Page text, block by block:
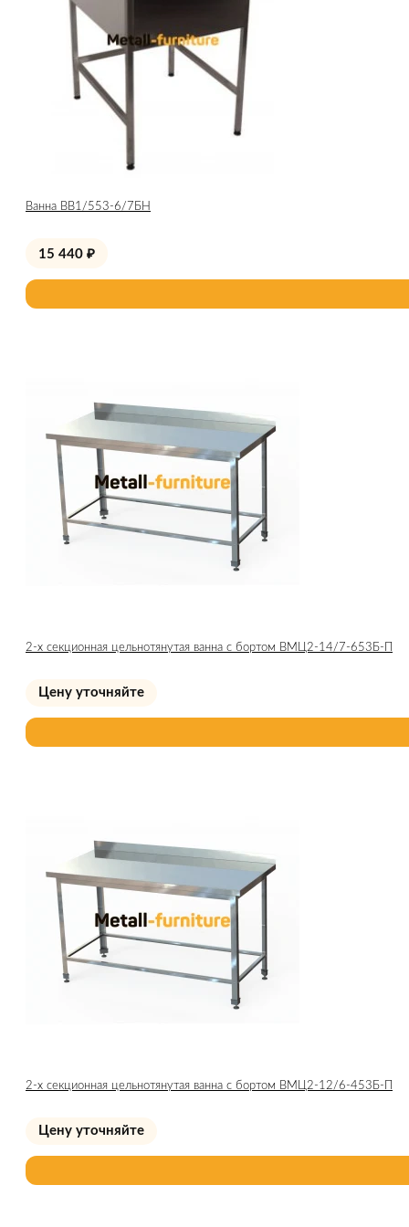
Ванна ВВ1/553-6/7БН
15 440 ₽
2-х секционная цельнотянутая ванна с бортом ВМЦ2-14/7-653Б-П
Цену уточняйте
2-х секционная цельнотянутая ванна с бортом ВМЦ2-12/6-453Б-П
Цену уточняйте